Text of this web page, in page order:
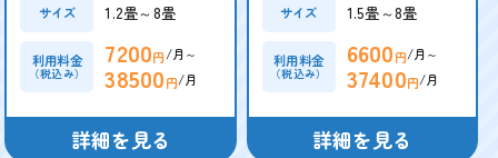
サイズ 1.2畳～8畳
利用料金
（税込み）
7200円/月～
38500円/月
詳細を見る
サイズ 1.5畳～8畳
利用料金
（税込み）
6600円/月～
37400円/月
詳細を見る